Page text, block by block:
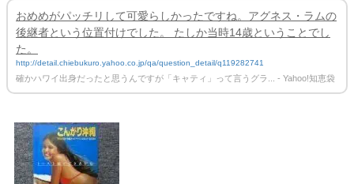
おめめがパッチリして可愛らしかったですね。アグネス・ラムの
後継者という位置付けでした。 たしか当時14歳ということでし
た。
http://detail.chiebukuro.yahoo.co.jp/qa/question_detail/q119282741
確かハワイ出身だったと思うんですが「キャティ」って言うグラ... - Yahoo!知恵袋